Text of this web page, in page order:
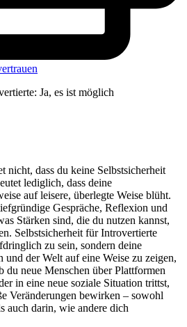
nicht, dass du keine Selbstsicherheit
lediglich, dass deine
auf leisere, überlegte Weise blüht.
Gespräche, Reflexion und
Stärken sind, die du nutzen kannst,
Selbstsicherheit für Introvertierte
zu sein, sondern deine
der Welt auf eine Weise zu zeigen,
neue Menschen über Plattformen
in eine neue soziale Situation trittst,
Veränderungen bewirken – sowohl
auch darin, wie andere dich